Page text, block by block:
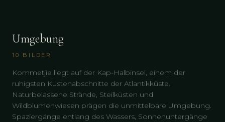
Umgebung
10 BILDER
Kommetjie liegt auf der Kap-Halbinsel, einem der
ruhigsten Küstenabschnitte der Atlantikküste.
Naturbelassene Strände, Steilküsten und
Wildblumenwiesen prägen die unmittelbare Umgebung.
Spaziergänge entlang des Wassers, Sonnenuntergänge